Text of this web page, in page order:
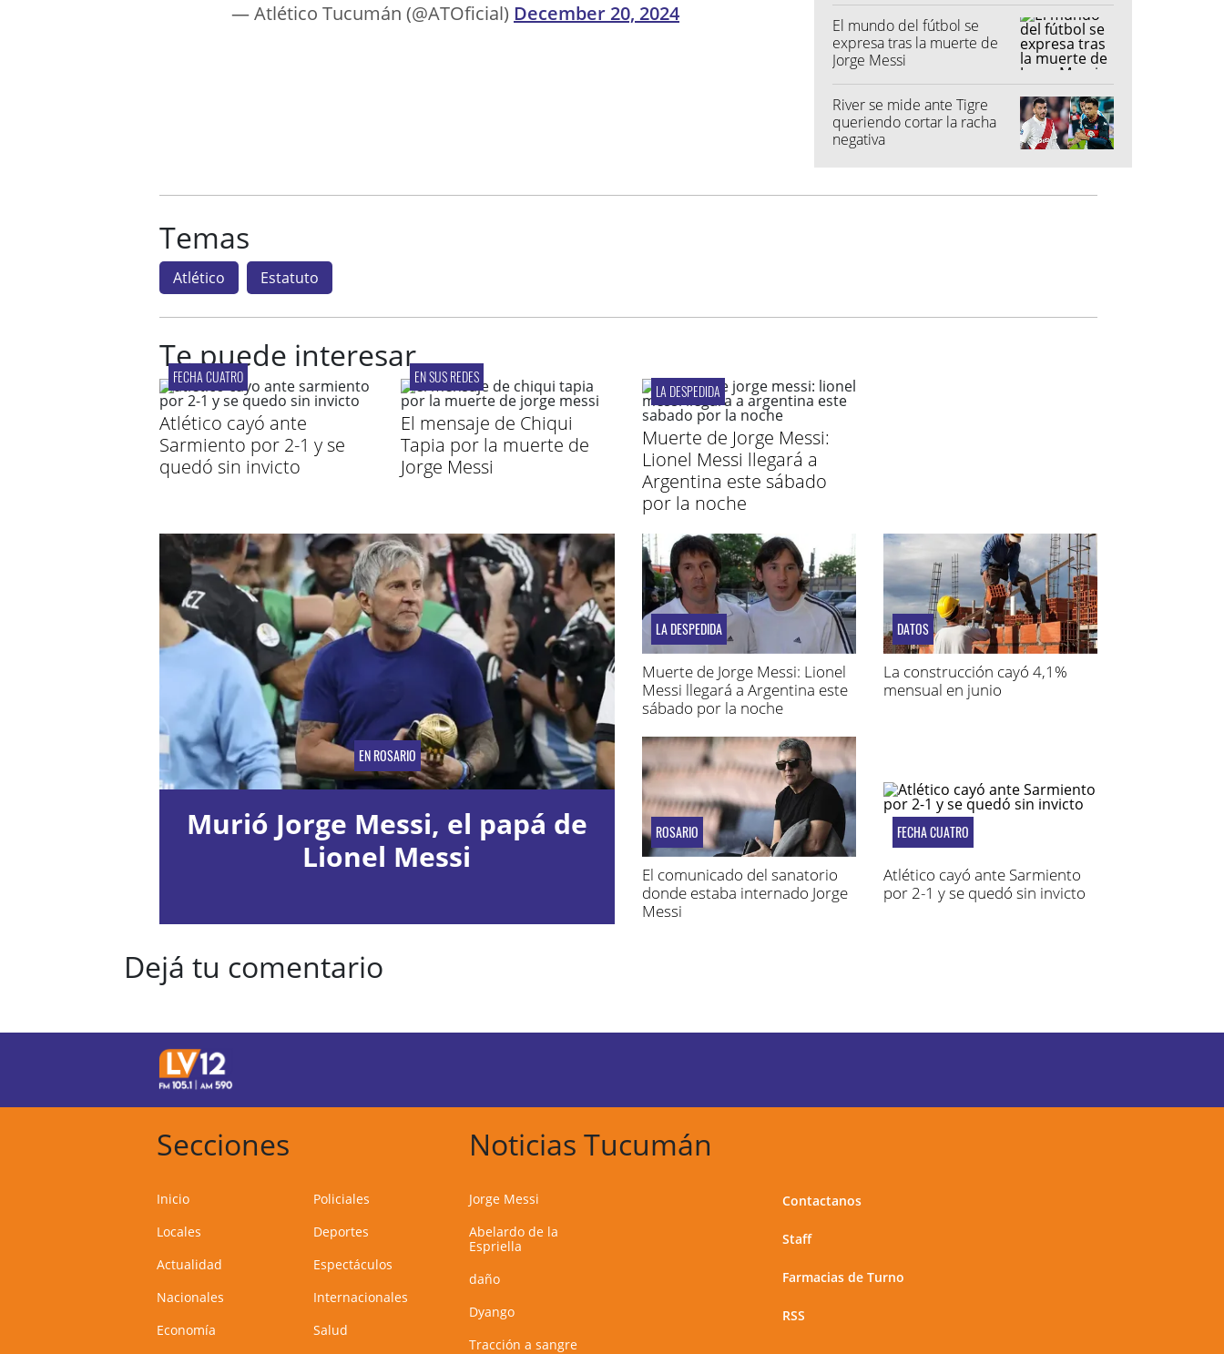
— Atlético Tucumán (@ATOficial) December 20, 2024
El mundo del fútbol se
expresa tras la muerte de
Jorge Messi
River se mide ante Tigre
queriendo cortar la racha
negativa
Temas
Atlético Estatuto
Te puede interesar
FECHA CUATRO
Atlético cayó ante
Sarmiento por 2-1 y se
quedó sin invicto
EN SUS REDES
El mensaje de Chiqui
Tapia por la muerte de
Jorge Messi
LA DESPEDIDA
Muerte de Jorge Messi:
Lionel Messi llegará a
Argentina este sábado
por la noche
EN ROSARIO
Murió Jorge Messi, el papá de
Lionel Messi
LA DESPEDIDA
Muerte de Jorge Messi: Lionel
Messi llegará a Argentina este
sábado por la noche
DATOS
La construcción cayó 4,1%
mensual en junio
ROSARIO
El comunicado del sanatorio
donde estaba internado Jorge
Messi
FECHA CUATRO
Atlético cayó ante Sarmiento
por 2-1 y se quedó sin invicto
Dejá tu comentario
Secciones
Inicio
Locales
Actualidad
Nacionales
Economía
Policiales
Deportes
Espectáculos
Internacionales
Salud
Noticias Tucumán
Jorge Messi
Abelardo de la
Espriella
daño
Dyango
Tracción a sangre
Contactanos
Staff
Farmacias de Turno
RSS